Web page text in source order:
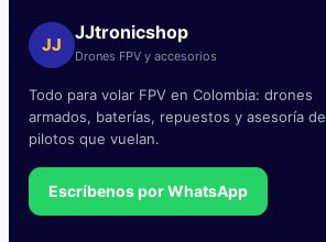
JJ
JJtronicshop
Drones FPV y accesorios
Todo para volar FPV en Colombia: drones
armados, baterías, repuestos y asesoría de
pilotos que vuelan.
Escríbenos por WhatsApp